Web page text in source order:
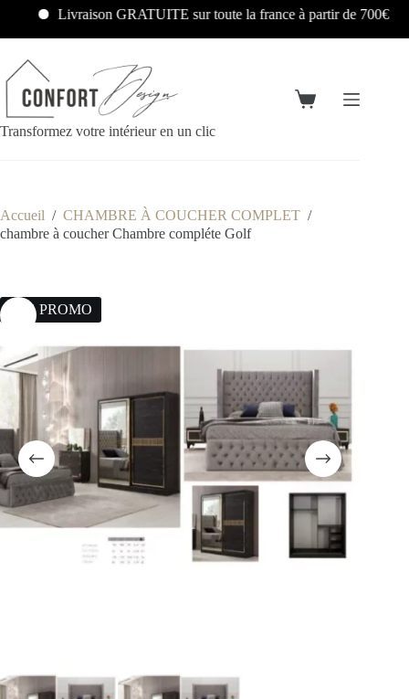
Livraison GRATUITE sur toute la france à partir de 700€
Transformez votre intérieur en un clic
Accueil / CHAMBRE À COUCHER COMPLET /
chambre à coucher Chambre compléte Golf
23% PROMO